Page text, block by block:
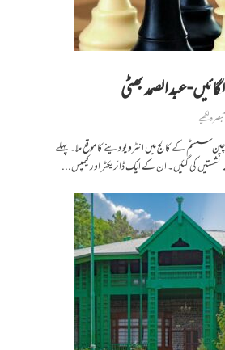
عبدالصمد بھٹی
تبصرہ لکھیے
سسٹم کے کالج میں انٹرویو دینے کا موقع ملا۔ پہلے
نشستیں کی گئیں۔ ان کے ایک ڈائریکٹر اور کیمپس...